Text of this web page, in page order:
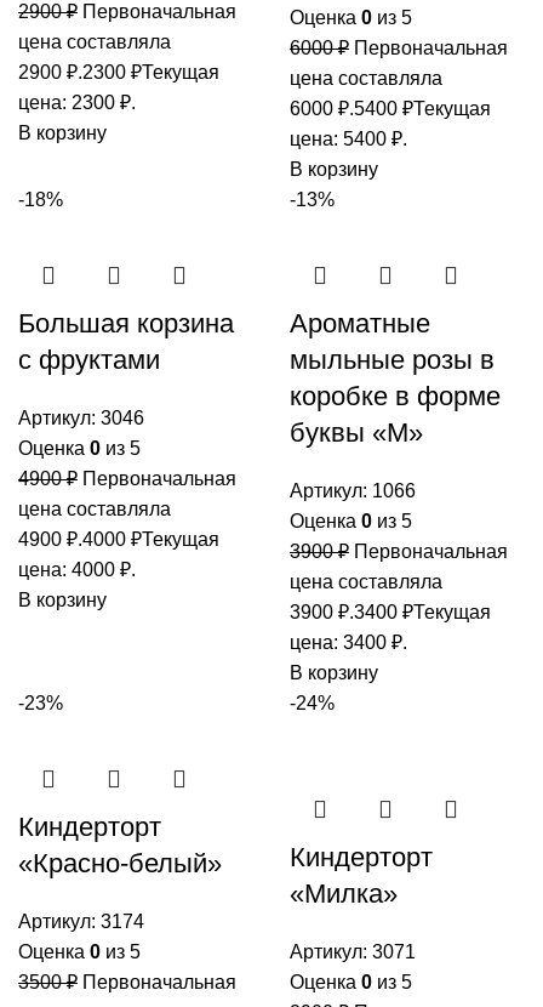
2900₽ Первоначальная
цена составляла
2900 ₽.2300 ₽Текущая
цена: 2300 ₽.
В корзину
Оценка 0 из 5
6000₽ Первоначальная
цена составляла
6000 ₽.5400 ₽Текущая
цена: 5400 ₽.
В корзину
-18%
Большая корзина
с фруктами
Артикул: 3046
Оценка 0 из 5
4900₽ Первоначальная
цена составляла
4900 ₽.4000 ₽Текущая
цена: 4000 ₽.
В корзину
-13%
Ароматные
мыльные розы в
коробке в форме
буквы «М»
Артикул: 1066
Оценка 0 из 5
3900₽ Первоначальная
цена составляла
3900 ₽.3400 ₽Текущая
цена: 3400 ₽.
В корзину
-23%
Киндерторт
«Красно-белый»
Артикул: 3174
Оценка 0 из 5
3500₽ Первоначальная
-24%
Киндерторт
«Милка»
Артикул: 3071
Оценка 0 из 5